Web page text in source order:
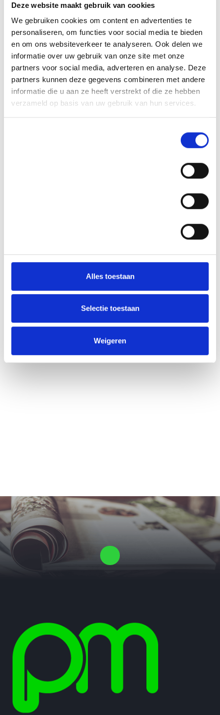
Deze website maakt gebruik van cookies
We gebruiken cookies om content en advertenties te
personaliseren, om functies voor social media te bieden
en om ons websiteverkeer te analyseren. Ook delen we
informatie over uw gebruik van onze site met onze
partners voor social media, adverteren en analyse. Deze
partners kunnen deze gegevens combineren met andere
informatie die u aan ze heeft verstrekt of die ze hebben
verzameld op basis van uw gebruik van hun services.
Alles toestaan
Selectie toestaan
Weigeren